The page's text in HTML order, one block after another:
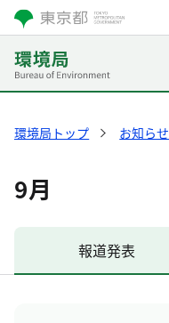
環境局トップ お知らせ
9月
報道発表